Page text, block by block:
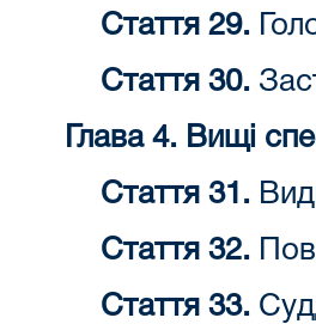
Стаття 29.
Стаття 30.
Глава 4. Вищі
Стаття 31.
Стаття 32.
Стаття 33.